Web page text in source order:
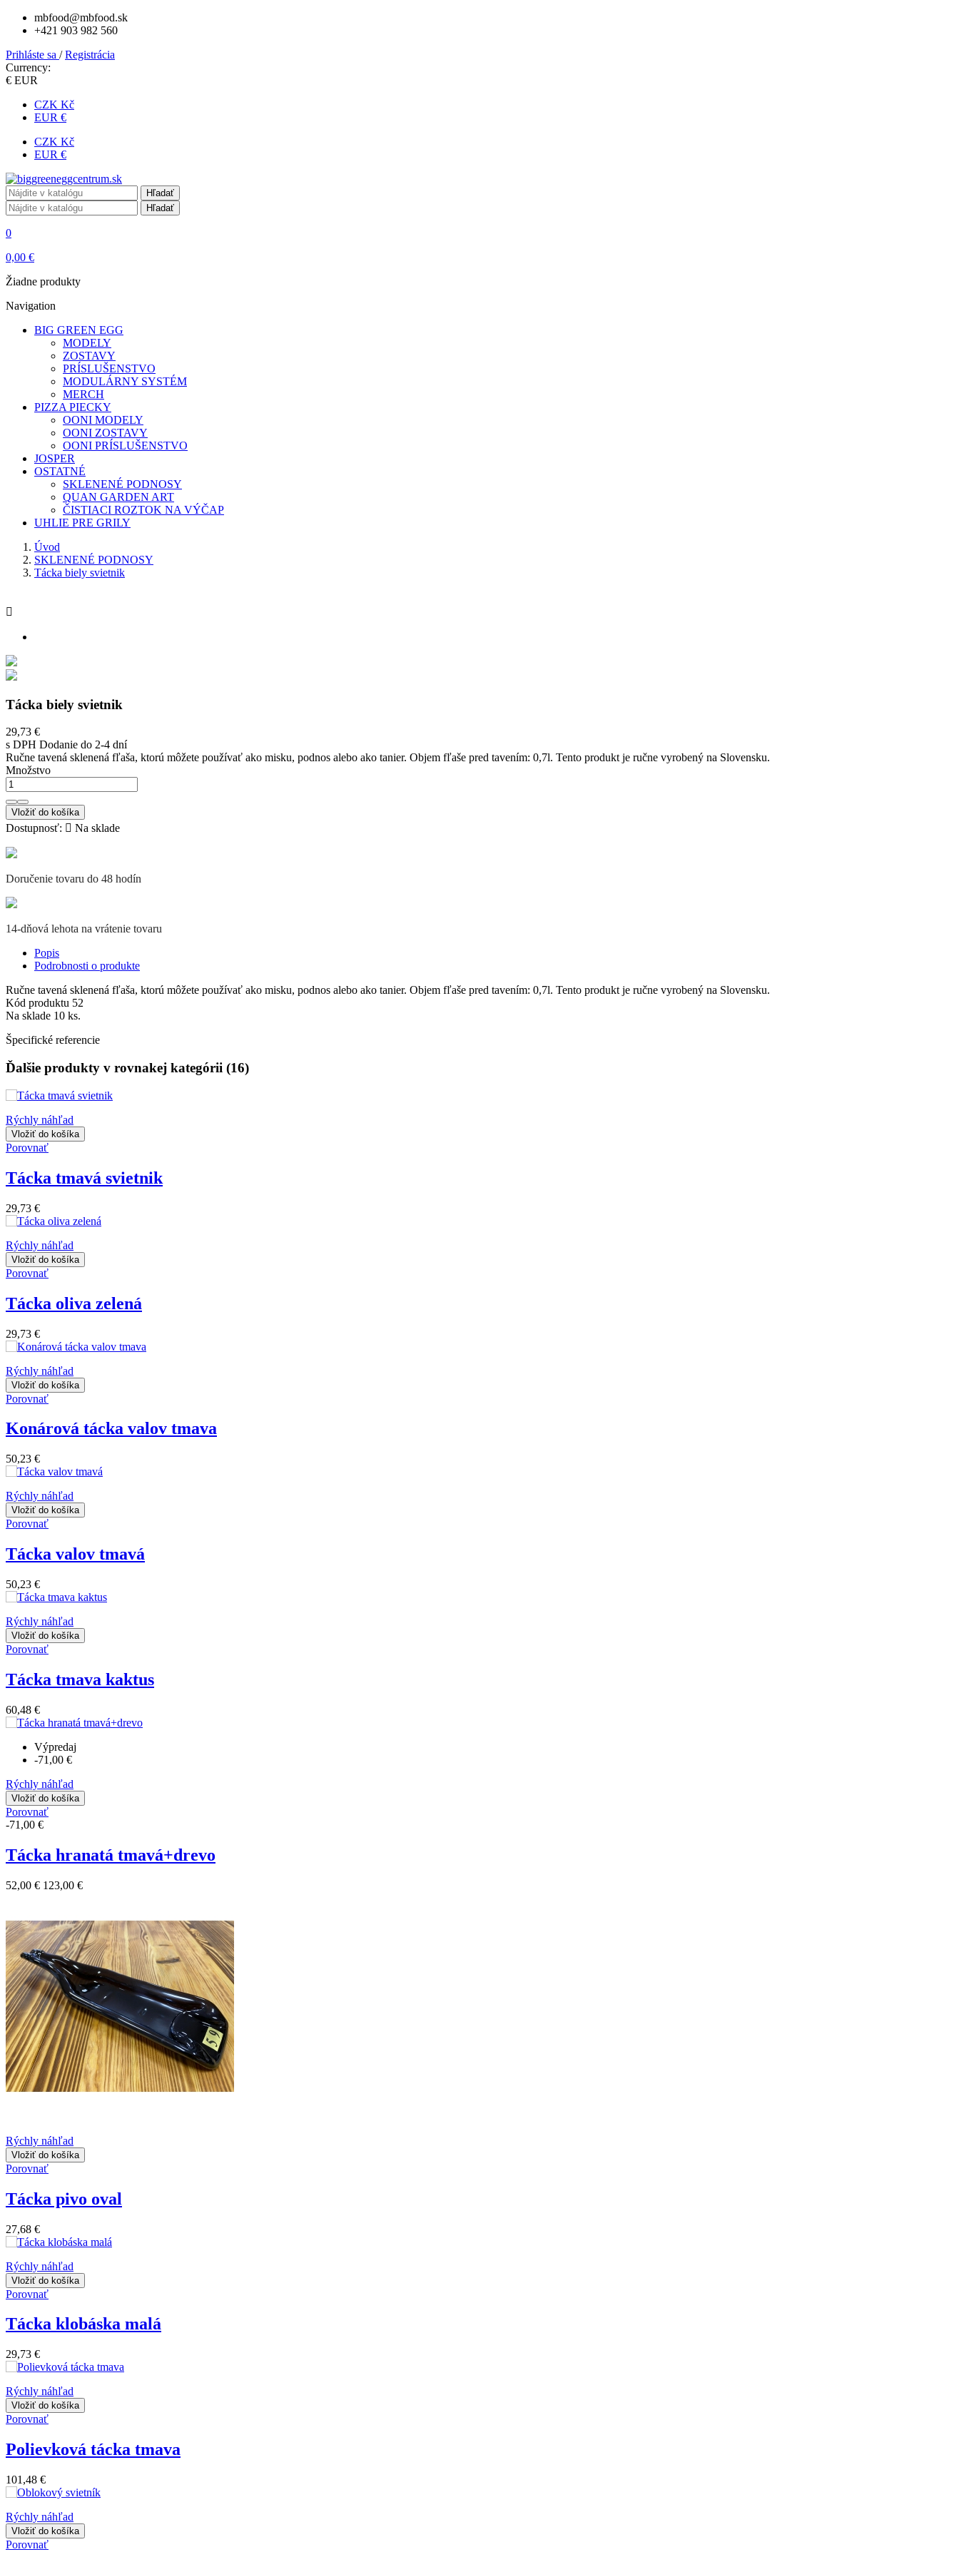
mbfood@mbfood.sk
+421 903 982 560
Prihláste sa /Registrácia
Currency:
€ EUR
CZK Kč
EUR €
CZK Kč
EUR €
Hľadať
Hľadať
0
0,00 €
Žiadne produkty
Navigation
BIG GREEN EGG
MODELY
ZOSTAVY
PRÍSLUŠENSTVO
MODULÁRNY SYSTÉM
MERCH
PIZZA PIECKY
OONI MODELY
OONI ZOSTAVY
OONI PRÍSLUŠENSTVO
JOSPER
OSTATNÉ
SKLENENÉ PODNOSY
QUAN GARDEN ART
ČISTIACI ROZTOK NA VÝČAP
UHLIE PRE GRILY
Úvod
SKLENENÉ PODNOSY
Tácka biely svietnik

Tácka biely svietnik
29,73 €
s DPH Dodanie do 2-4 dní
Ručne tavená sklenená fľaša, ktorú môžete používať ako misku, podnos alebo ako tanier. Objem fľaše pred tavením: 0,7l. Tento produkt je ručne vyrobený na Slovensku.
Množstvo
Vložiť do košíka
Dostupnosť:  Na sklade
Doručenie tovaru do 48 hodín
14-dňová lehota na vrátenie tovaru
Popis
Podrobnosti o produkte
Ručne tavená sklenená fľaša, ktorú môžete používať ako misku, podnos alebo ako tanier. Objem fľaše pred tavením: 0,7l. Tento produkt je ručne vyrobený na Slovensku.
Kód produktu 52
Na sklade 10 ks.
Špecifické referencie
Ďalšie produkty v rovnakej kategórii (16)
Rýchly náhľad
Vložiť do košíka
Porovnať
Tácka tmavá svietnik
29,73 €
Rýchly náhľad
Vložiť do košíka
Porovnať
Tácka oliva zelená
29,73 €
Rýchly náhľad
Vložiť do košíka
Porovnať
Konárová tácka valov tmava
50,23 €
Rýchly náhľad
Vložiť do košíka
Porovnať
Tácka valov tmavá
50,23 €
Rýchly náhľad
Vložiť do košíka
Porovnať
Tácka tmava kaktus
60,48 €
Výpredaj
-71,00 €
Rýchly náhľad
Vložiť do košíka
Porovnať
-71,00 €
Tácka hranatá tmavá+drevo
52,00 € 123,00 €
Rýchly náhľad
Vložiť do košíka
Porovnať
Tácka pivo oval
27,68 €
Rýchly náhľad
Vložiť do košíka
Porovnať
Tácka klobáska malá
29,73 €
Rýchly náhľad
Vložiť do košíka
Porovnať
Polievková tácka tmava
101,48 €
Rýchly náhľad
Vložiť do košíka
Porovnať